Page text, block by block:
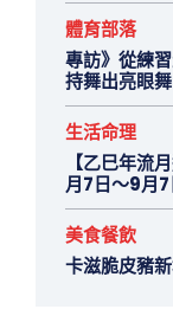
體育部落
專訪》從練
持舞出亮眼
生活命理
【乙巳年流
月7日～9月
美食餐飲
卡滋脆皮豬